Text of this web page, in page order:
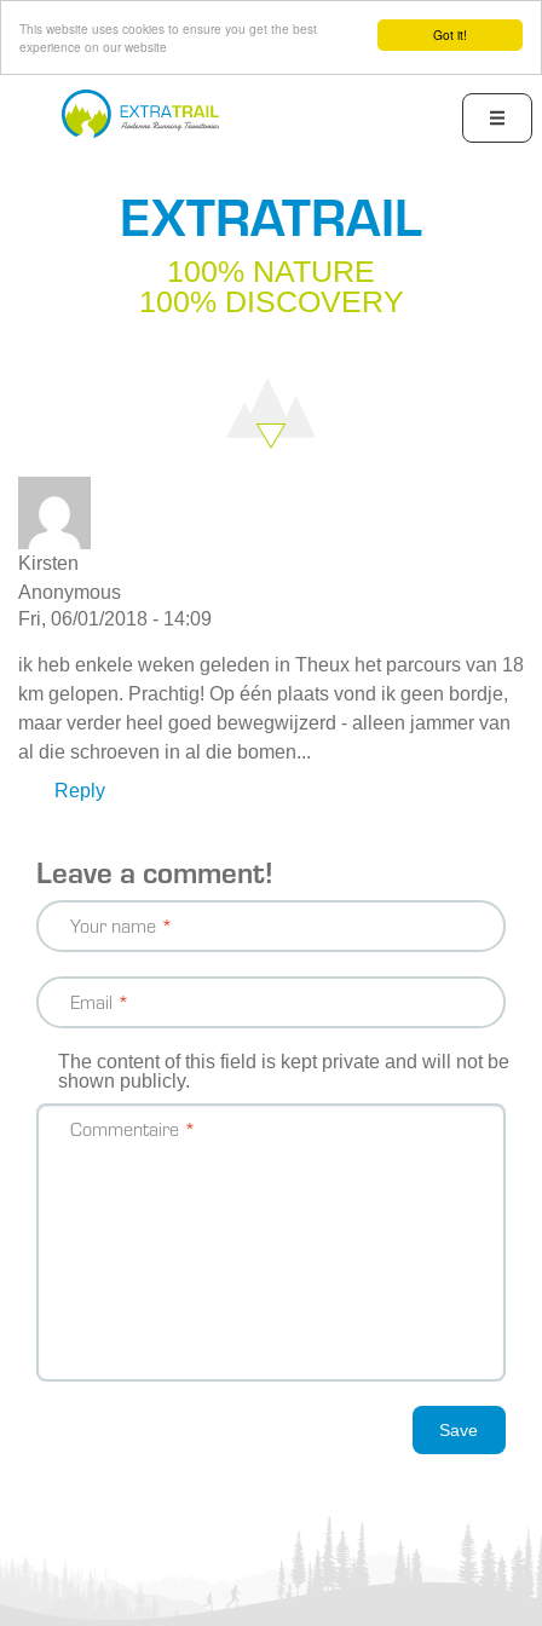
Got it!
This website uses cookies to ensure you get the best
experience on our website
Menu
EXTRATRAIL
100% NATURE
100% DISCOVERY
Kirsten
Anonymous
Fri, 06/01/2018 - 14:09
ik heb enkele weken geleden in Theux het parcours van 18
km gelopen. Prachtig! Op één plaats vond ik geen bordje,
maar verder heel goed bewegwijzerd - alleen jammer van
al die schroeven in al die bomen...
Reply
Leave a comment!
Your name
Email
The content of this field is kept private and will not be
shown publicly.
Commentaire
Save